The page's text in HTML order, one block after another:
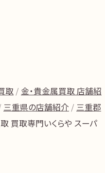
取
金・貴金属買取 店舗紹
三重県の店舗紹介
三重郡
買取専門いくらや スーパ